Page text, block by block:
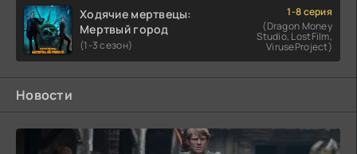
Ходячие мертвецы:
Мертвый город
(1-3 сезон)
1-8 серия
(Dragon Money
Studio, LostFilm,
ViruseProject)
Новости